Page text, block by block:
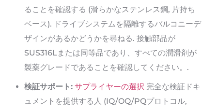
ることを確認する (滑らかなステンレス鋼, 片持ち
ベース). ドライブシステムを隔離するバルコニーデ
ザインがあるかどうかを尋ねる. 接触部品が
SUS316Lまたは同等品であり、すべての潤滑剤が
製薬グレードであることを確認してください。.
検証サポート: サプライヤーの選択 完全な検証ドキ
ュメントを提供する人 (IQ/OQ/PQプロトコル,